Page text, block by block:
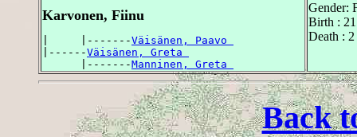
Karvonen, Fiinu
|     |-------Väisänen, Paavo
|------Väisänen, Greta
      |-------
Manninen, Greta
Gender:
Birth :
Death :
Back